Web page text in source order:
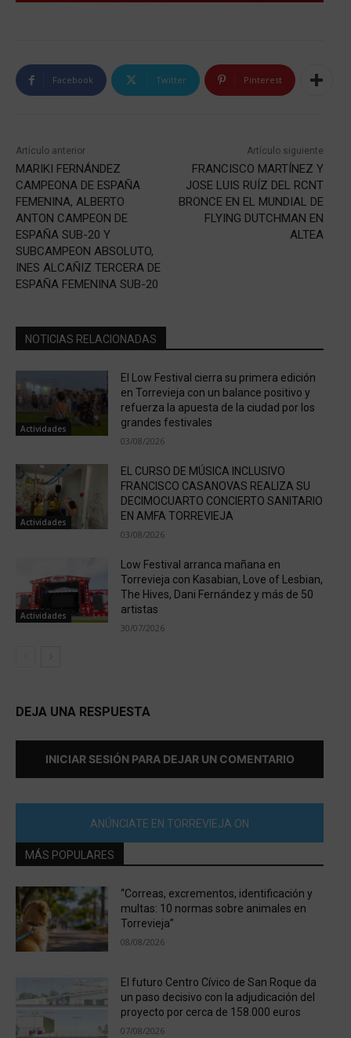
Facebook Twitter Pinterest
Artículo anterior
MARIKI FERNÁNDEZ
CAMPEONA DE ESPAÑA
FEMENINA, ALBERTO
ANTON CAMPEON DE
ESPAÑA SUB-20 Y
SUBCAMPEON ABSOLUTO,
INES ALCAÑIZ TERCERA DE
ESPAÑA FEMENINA SUB-20
Artículo siguiente
FRANCISCO MARTÍNEZ Y
JOSE LUIS RUÍZ DEL RCNT
BRONCE EN EL MUNDIAL DE
FLYING DUTCHMAN EN
ALTEA
NOTICIAS RELACIONADAS
Actividades
El Low Festival cierra su primera edición
en Torrevieja con un balance positivo y
refuerza la apuesta de la ciudad por los
grandes festivales
03/08/2026
Actividades
EL CURSO DE MÚSICA INCLUSIVO
FRANCISCO CASANOVAS REALIZA SU
DECIMOCUARTO CONCIERTO SANITARIO
EN AMFA TORREVIEJA
03/08/2026
Actividades
Low Festival arranca mañana en
Torrevieja con Kasabian, Love of Lesbian,
The Hives, Dani Fernández y más de 50
artistas
30/07/2026
DEJA UNA RESPUESTA
INICIAR SESIÓN PARA DEJAR UN COMENTARIO
ANÚNCIATE EN TORREVIEJA ON
MÁS POPULARES
“Correas, excrementos, identificación y
multas: 10 normas sobre animales en
Torrevieja”
08/08/2026
El futuro Centro Cívico de San Roque da
un paso decisivo con la adjudicación del
proyecto por cerca de 158.000 euros
07/08/2026